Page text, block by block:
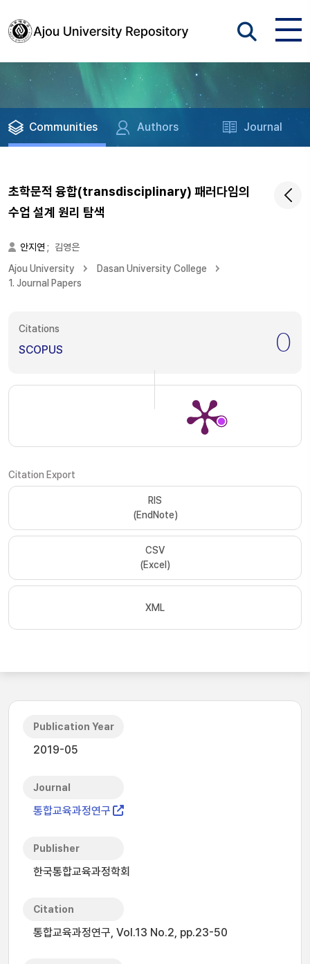
Communities Authors Journal
초학문적 융합(transdisciplinary) 패러다임의
수업 설계 원리 탐색
안지연 ;
김영은
Ajou University
Dasan University College
1. Journal Papers
Citations
SCOPUS 0
Citation Export
RIS
(EndNote)
CSV
(Excel)
XML
Publication Year
2019-05
Journal
통합교육과정연구
Publisher
한국통합교육과정학회
Citation
통합교육과정연구, Vol.13 No.2, pp.23-50